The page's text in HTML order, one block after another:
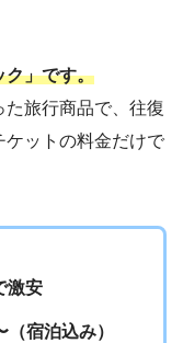
ク」です。
旅行商品で、往復
ケットの料金だけで
激安
宿泊込み）